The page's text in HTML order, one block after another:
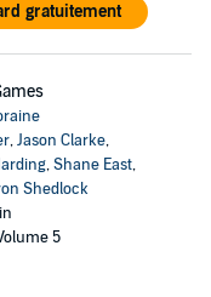
gratuitement
,Jason Clarke,
,Shane East,
Shedlock
5